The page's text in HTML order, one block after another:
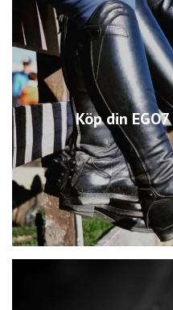
Köp din